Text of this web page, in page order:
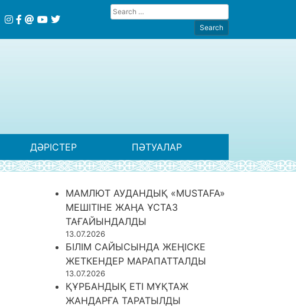
ДӘРІСТЕР ПӘТУАЛАР
МАМЛЮТ АУДАНДЫҚ «MUSTAFA»
МЕШІТІНЕ ЖАҢА ҰСТАЗ
ТАҒАЙЫНДАЛДЫ
13.07.2026
БІЛІМ САЙЫСЫНДА ЖЕҢІСКЕ
ЖЕТКЕНДЕР МАРАПАТТАЛДЫ
13.07.2026
ҚҰРБАНДЫҚ ЕТІ МҰҚТАЖ
ЖАНДАРҒА ТАРАТЫЛДЫ